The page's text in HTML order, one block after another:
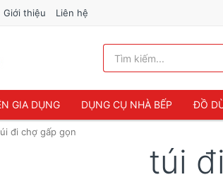
Giới thiệu Liên hệ
GIA DỤNG DỤNG CỤ NHÀ BẾP ĐỒ
đi chợ gấp gọn
túi